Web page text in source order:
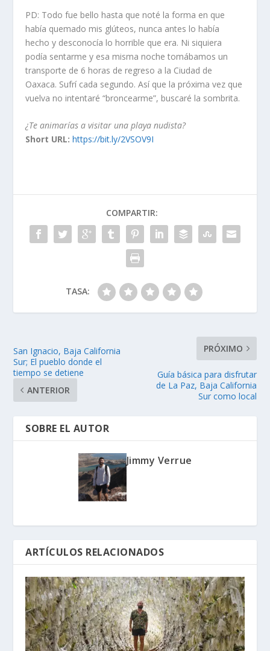
PD: Todo fue bello hasta que noté la forma en que
había quemado mis glúteos, nunca antes lo había
hecho y desconocía lo horrible que era. Ni siquiera
podía sentarme y esa misma noche tomábamos un
transporte de 6 horas de regreso a la Ciudad de
Oaxaca. Sufrí cada segundo. Así que la próxima vez que
vuelva no intentaré “broncearme”, buscaré la sombrita.
¿Te animarías a visitar una playa nudista?
Short URL: https://bit.ly/2VSOV9I
COMPARTIR:
TASA:
San Ignacio, Baja California
Sur; El pueblo donde el
tiempo se detiene
ANTERIOR
PRÓXIMO
Guía básica para disfrutar
de La Paz, Baja California
Sur como local
SOBRE EL AUTOR
Jimmy Verrue
ARTÍCULOS RELACIONADOS